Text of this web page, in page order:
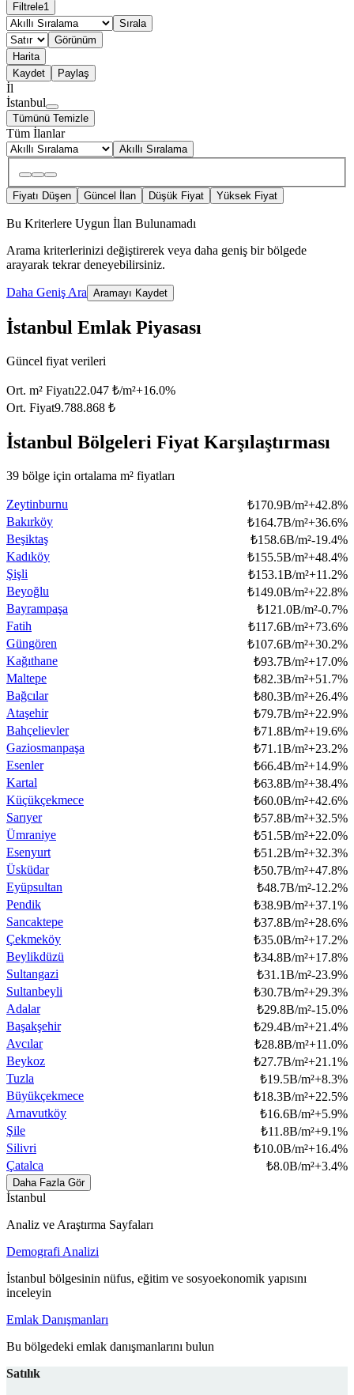
Filtrele1
Sırala
Görünüm
Harita
Kaydet
Paylaş
İl
İstanbul
Tümünü Temizle
Tüm İlanlar
Akıllı Sıralama
Fiyatı Düşen Güncel İlan Düşük Fiyat Yüksek Fiyat
Bu Kriterlere Uygun İlan Bulunamadı
Arama kriterlerinizi değiştirerek veya daha geniş bir bölgede
arayarak tekrar deneyebilirsiniz.
Daha Geniş Ara Aramayı Kaydet
İstanbul Emlak Piyasası
Güncel fiyat verileri
Ort. m² Fiyatı22.047 ₺/m²+16.0%
Ort. Fiyat9.788.868 ₺
İstanbul Bölgeleri Fiyat Karşılaştırması
39 bölge için ortalama m² fiyatları
Zeytinburnu ₺170.9B/m²+42.8%
Bakırköy
₺164.7B/m²+36.6%
Beşiktaş
₺158.6B/m²-19.4%
Kadıköy
₺155.5B/m²+48.4%
Şişli
₺153.1B/m²+11.2%
Beyoğlu
₺149.0B/m²+22.8%
Bayrampaşa
₺121.0B/m²-0.7%
Fatih
₺117.6B/m²+73.6%
Güngören
₺107.6B/m²+30.2%
Kağıthane
₺93.7B/m²+17.0%
Maltepe
₺82.3B/m²+51.7%
Bağcılar
₺80.3B/m²+26.4%
Ataşehir
₺79.7B/m²+22.9%
Bahçelievler
₺71.8B/m²+19.6%
Gaziosmanpaşa
₺71.1B/m²+23.2%
Esenler
₺66.4B/m²+14.9%
Kartal
₺63.8B/m²+38.4%
Küçükçekmece
₺60.0B/m²+42.6%
Sarıyer
₺57.8B/m²+32.5%
Ümraniye
₺51.5B/m²+22.0%
Esenyurt
₺51.2B/m²+32.3%
Üsküdar
₺50.7B/m²+47.8%
Eyüpsultan
₺48.7B/m²-12.2%
Pendik
₺38.9B/m²+37.1%
Sancaktepe
₺37.8B/m²+28.6%
Çekmeköy
₺35.0B/m²+17.2%
Beylikdüzü
₺34.8B/m²+17.8%
Sultangazi
₺31.1B/m²-23.9%
Sultanbeyli
₺30.7B/m²+29.3%
Adalar
₺29.8B/m²-15.0%
Başakşehir
₺29.4B/m²+21.4%
Avcılar
₺28.8B/m²+11.0%
Beykoz
₺27.7B/m²+21.1%
Tuzla
₺19.5B/m²+8.3%
Büyükçekmece
₺18.3B/m²+22.5%
Arnavutköy
₺16.6B/m²+5.9%
Şile
₺11.8B/m²+9.1%
Silivri
₺10.0B/m²+16.4%
Çatalca
₺8.0B/m²+3.4%
Daha Fazla Gör
İstanbul
Analiz ve Araştırma Sayfaları
Demografi Analizi
İstanbul bölgesinin nüfus, eğitim ve sosyoekonomik yapısını
inceleyin
Emlak Danışmanları
Bu bölgedeki emlak danışmanlarını bulun
Satılık